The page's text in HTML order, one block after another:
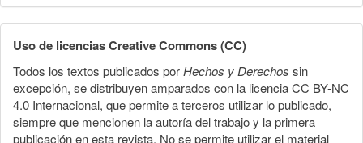
Uso de licencias Creative Commons (CC)
Todos los textos publicados porHechos y Derechos sin
excepción, se distribuyen amparados con la licencia CC BY-NC
4.0 Internacional, que permite a terceros utilizar lo publicado,
siempre que mencionen la autoría del trabajo y la primera
publicación en esta revista. No se permite utilizar el material